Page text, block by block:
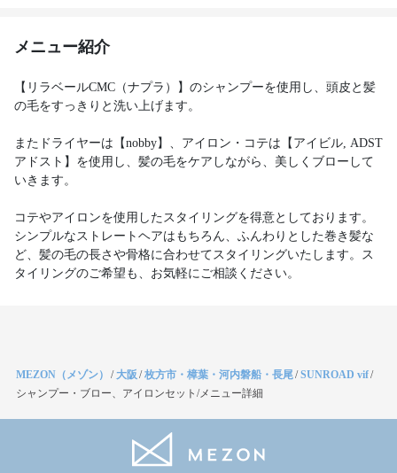
メニュー紹介
【リラベールCMC（ナプラ）】のシャンプーを使用し、頭皮と髪
の毛をすっきりと洗い上げます。
またドライヤーは【nobby】、アイロン・コテは【アイビル, ADST
アドスト】を使用し、髪の毛をケアしながら、美しくブローして
いきます。
コテやアイロンを使用したスタイリングを得意としております。
シンプルなストレートヘアはもちろん、ふんわりとした巻き髪な
ど、髪の毛の長さや骨格に合わせてスタイリングいたします。ス
タイリングのご希望も、お気軽にご相談ください。
MEZON（メゾン） /大阪 /枚方市・樟葉・河内磐船・長尾/SUNROAD vif/
シャンプー・ブロー、アイロンセット/メニュー詳細